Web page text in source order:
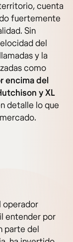
cuenta
fuertemente
Sin
del
y la
como
encima del
y XL
detalle lo que
operador
entender por
parte del